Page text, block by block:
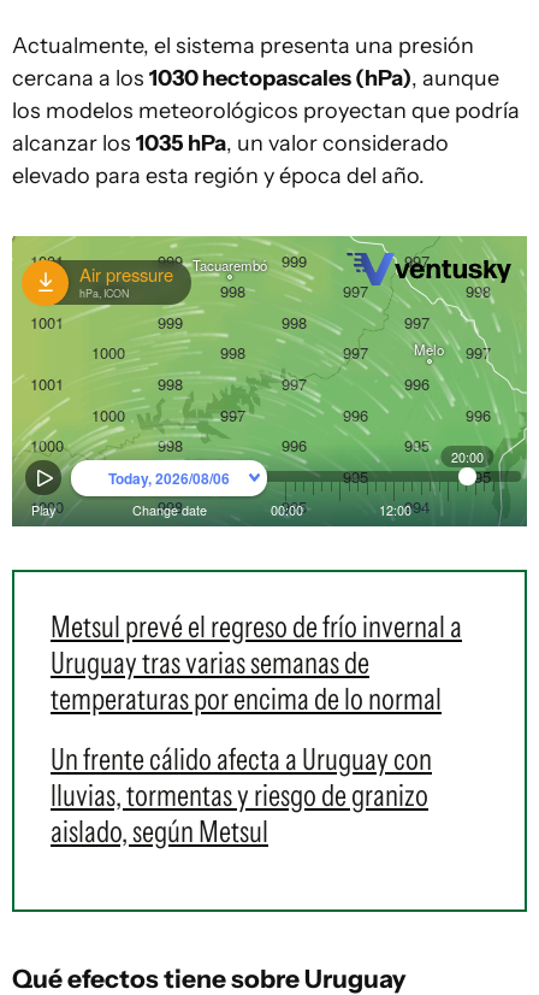
Actualmente, el sistema presenta una presión
cercana a los 1030 hectopascales (hPa), aunque
los modelos meteorológicos proyectan que podría
alcanzar los 1035 hPa, un valor considerado
elevado para esta región y época del año.
Metsul prevé el regreso de frío invernal a
Uruguay tras varias semanas de
temperaturas por encima de lo normal
Un frente cálido afecta a Uruguay con
lluvias, tormentas y riesgo de granizo
aislado, según Metsul
Qué efectos tiene sobre Uruguay